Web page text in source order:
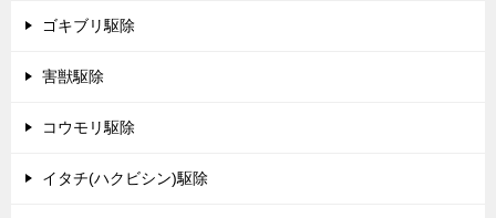
ゴキブリ駆除
害獣駆除
コウモリ駆除
イタチ(ハクビシン)駆除